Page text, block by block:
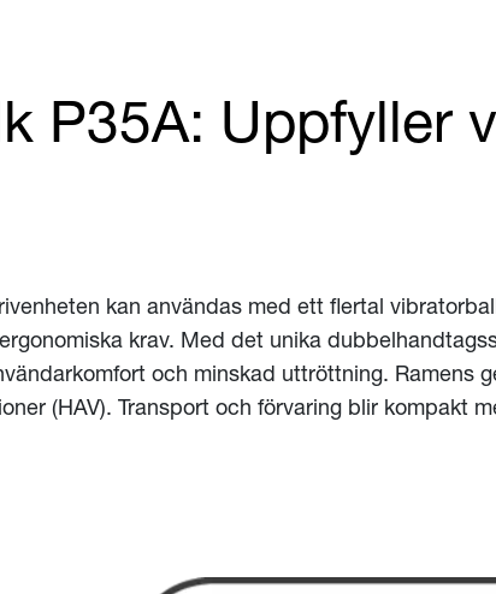
P35A: Uppfyller
kan användas med ett flertal
krav. Med det unika
och minskad uttröttning. Ramens
(HAV). Transport och förvaring blir kompakt